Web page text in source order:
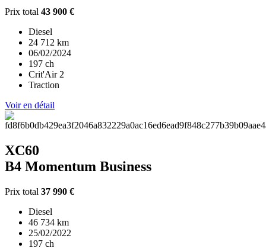
Prix total 43 900 €
Diesel
24 712 km
06/02/2024
197 ch
Crit'Air 2
Traction
Voir en détail
XC60
B4 Momentum Business
Prix total 37 990 €
Diesel
46 734 km
25/02/2022
197 ch